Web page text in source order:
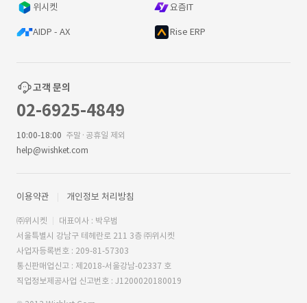
위시켓 요즘IT
AIDP - AX Rise ERP
고객 문의
02-6925-4849
10:00-18:00 주말·공휴일 제외
help@wishket.com
이용약관 개인정보 처리방침
㈜위시켓
대표이사 : 박우범
서울특별시 강남구 테헤란로 211 3층 ㈜위시켓
사업자등록번호 : 209-81-57303
통신판매업신고 : 제2018-서울강남-02337 호
직업정보제공사업 신고번호 : J1200020180019